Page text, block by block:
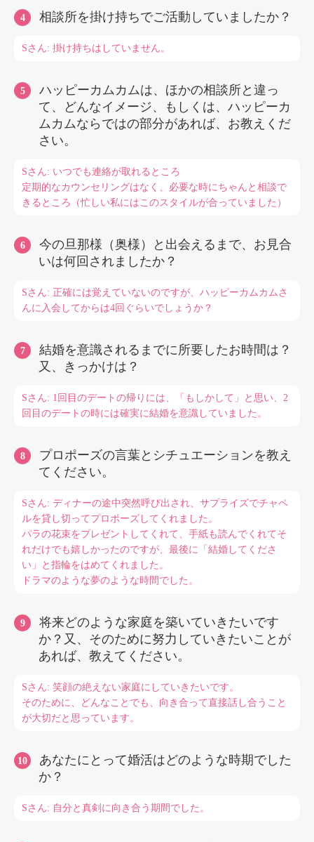
相談所を掛け持ちでご活動していましたか？
Sさん: 掛け持ちはしていません。
ハッピーカムカムは、ほかの相談所と違っ
て、どんなイメージ、もしくは、ハッピーカ
ムカムならではの部分があれば、お教えくだ
さい。
Sさん: いつでも連絡が取れるところ
定期的なカウンセリングはなく、必要な時にちゃんと相談で
きるところ（忙しい私にはこのスタイルが合っていました）
今の旦那様（奥様）と出会えるまで、お見合
いは何回されましたか？
Sさん: 正確には覚えていないのですが、ハッピーカムカムさ
んに入会してからは4回ぐらいでしょうか？
結婚を意識されるまでに所要したお時間は？
又、きっかけは？
Sさん: 1回目のデートの帰りには、「もしかして」と思い、2
回目のデートの時には確実に結婚を意識していました。
プロポーズの言葉とシチュエーションを教え
てください。
Sさん: ディナーの途中突然呼び出され、サプライズでチャペ
ルを貸し切ってプロポーズしてくれました。
パラの花束をプレゼントしてくれて、手紙も読んでくれてそ
れだけでも嬉しかったのですが、最後に「結婚してくださ
い」と指輪をはめてくれました。
ドラマのような夢のような時間でした。
将来どのような家庭を築いていきたいです
か？又、そのために努力していきたいことが
あれば、教えてください。
Sさん: 笑顔の絶えない家庭にしていきたいです。
そのために、どんなことでも、向き合って直接話し合うこと
が大切だと思っています。
あなたにとって婚活はどのような時期でした
か？
Sさん: 自分と真剣に向き合う期間でした。